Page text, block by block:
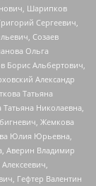
Шарипков
Сергеевич,
Созаев
Ольга
Борис Альбертович,
Александр
Татьяна
Николаевна,
Жемкова
Юлия Юрьевна,
Аверин Владимир
Гефтер Валентин